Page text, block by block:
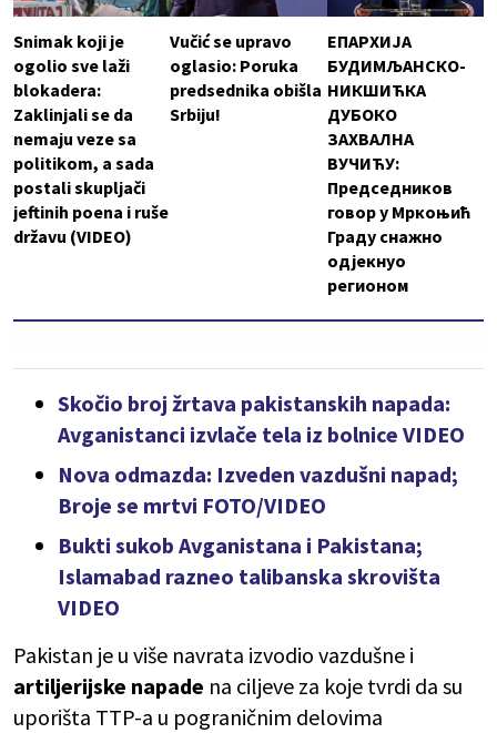
Snimak koji je
ogolio sve laži
blokadera:
Zaklinjali se da
nemaju veze sa
politikom, a sada
postali skupljači
jeftinih poena i ruše
državu (VIDEO)
Vučić se upravo
oglasio: Poruka
predsednika obišla
Srbiju!
ЕПАРХИЈА
БУДИМЉАНСКО-
НИКШИЋКА
ДУБОКО
ЗАХВАЛНА
ВУЧИЋУ:
Председников
говор у Мркоњић
Граду снажно
одјекнуо
регионом
Skočio broj žrtava pakistanskih napada:
Avganistanci izvlače tela iz bolnice VIDEO
Nova odmazda: Izveden vazdušni napad;
Broje se mrtvi FOTO/VIDEO
Bukti sukob Avganistana i Pakistana;
Islamabad razneo talibanska skrovišta
VIDEO
Pakistan je u više navrata izvodio vazdušne i
artiljerijske napade na ciljeve za koje tvrdi da su
uporišta TTP-a u pograničnim delovima